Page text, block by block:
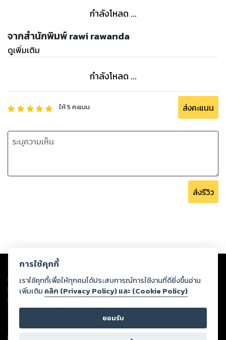
เสียงทุ้มๆ ดังแว่วพร้อมประตูห้องจัดเลี้ยงเปิดออก
“ผมมารับฮะแม่”
กัณหาหน้าซีดลงอย่างเห็นได้ชัด กุมุทหันไปตามเสียง ราวกับกำลัง
ส่องกระจกเงาอยู่ คนตรงหน้านั้นมีใบหน้าพิมพ์เดียวกับเขาไม่ผิด
กำลังโหลด ...
จากสำนักพิมพ์ rawi rawanda
ดูเพิ่มเติม
กำลังโหลด ...
ให้5 คะแนน ส่งคะแนน
ส่งรีวิว
Copyright © 2026
ต่อผลงานหรือเนื้อหาใดที่อัปโหลดผ่านเว็บไซต์และปรากฏว่าละเมิดสิทธิใน
ทรัพย์สินทางปัญญาของบุคคลอื่นหรือขัดต่อกฎหมายและศีลธรรม ดังนั้น ผู้อ่าน
ทุกท่านโปรดใช้วิจารณญาณในการกลั่นกรองด้วยตนเอง และหากท่านพบว่าส่วน
หนึ่งส่วนใดขัดต่อกฎหมายและศีลธรรม กรุณาแจ้งมายังบริษัท เพื่อทีมงานจะได้
ดำเนินการในทันที ทั้งนี้ ทางสตอรี่ล็อกขอสงวนลิขสิทธิ์ตามพระราชบัญญัติ
ลิขสิทธิ์ พ.ศ. 2537 (ฉบับล่าสุด)
For support: member@ookbee.com
การใช้คุกกี้
เราใช้คุกกี้เพื่อให้ทุกคนได้ประสบการณ์การใช้งานที่ดียิ่งขึ้นอ่าน
เพิ่มเติม คลิก (Privacy Policy) และ (Cookie Policy)
ยอมรับ